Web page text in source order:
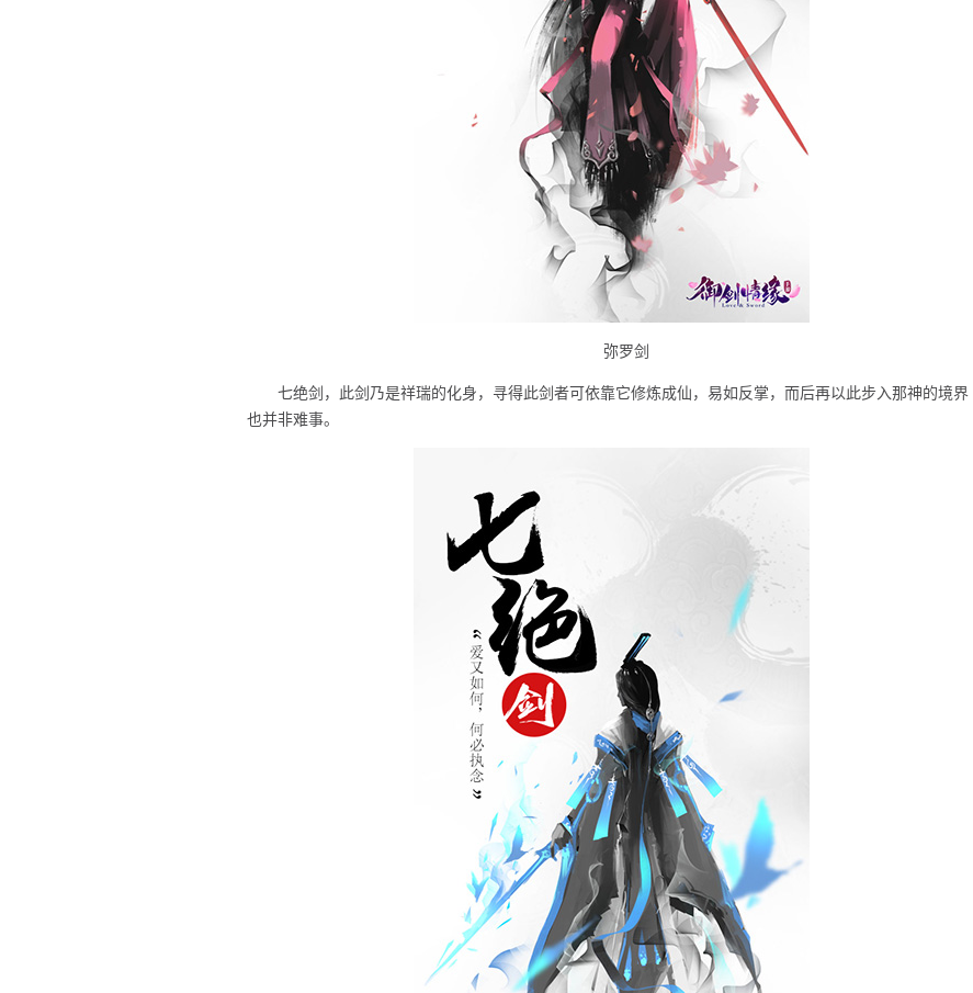
弥罗剑
七绝剑，此剑乃是祥瑞的化身，寻得此剑者可依靠它修炼成仙，易如反掌，而后再以此步入那神的境界
也并非难事。